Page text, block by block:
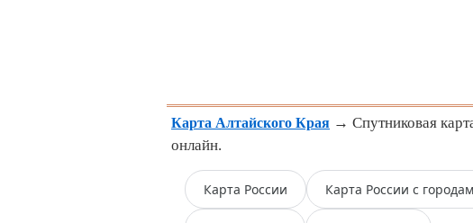
Карта Алтайского Края → Спутниковая
онлайн.
Карта России Карта России с